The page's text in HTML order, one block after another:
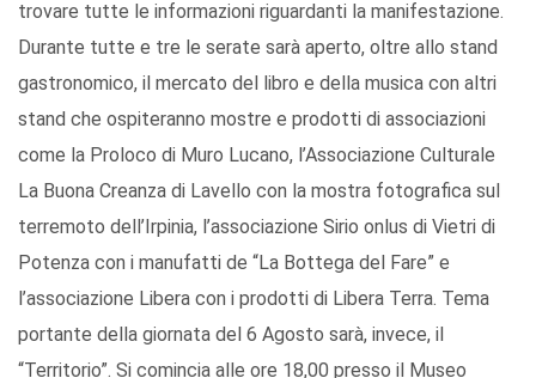
trovare tutte le informazioni riguardanti la manifestazione.
Durante tutte e tre le serate sarà aperto, oltre allo stand
gastronomico, il mercato del libro e della musica con altri
stand che ospiteranno mostre e prodotti di associazioni
come la Proloco di Muro Lucano, l’Associazione Culturale
La Buona Creanza di Lavello con la mostra fotografica sul
terremoto dell’Irpinia, l’associazione Sirio onlus di Vietri di
Potenza con i manufatti de “La Bottega del Fare” e
l’associazione Libera con i prodotti di Libera Terra. Tema
portante della giornata del 6 Agosto sarà, invece, il
“Territorio”. Si comincia alle ore 18,00 presso il Museo